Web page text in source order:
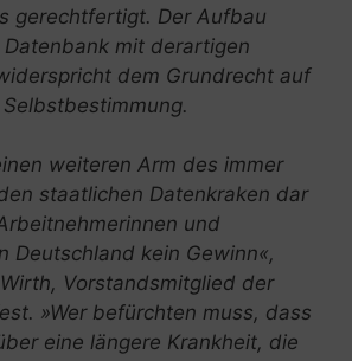
gerechtfertigt. Der Aufbau
mit derartigen
dem Grundrecht auf
weiteren Arm des immer
staatlichen Datenkraken dar
und
Deutschland kein Gewinn«,
Vorstandsmitglied der
»Wer befürchten muss, dass
eine längere Krankheit, die